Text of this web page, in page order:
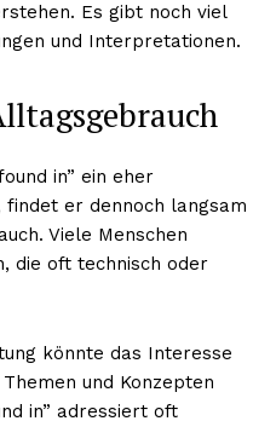
Es gibt noch viel
und Interpretationen.
in” ein eher
er dennoch langsam
Viele Menschen
die oft technisch oder
könnte das Interesse
und Konzepten
in” adressiert oft